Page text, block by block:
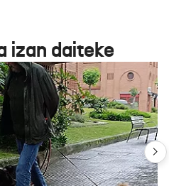
izan daiteke